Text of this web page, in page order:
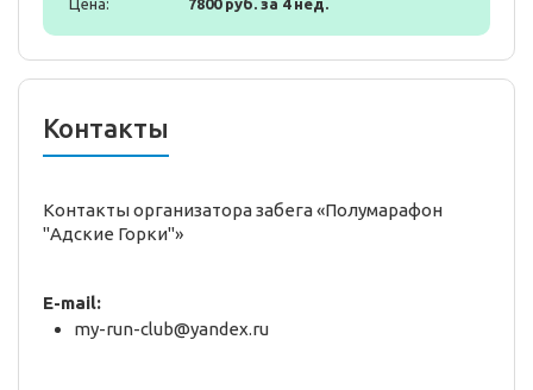
Цена:
7800 руб. за 4 нед.
Контакты
Контакты организатора забега «Полумарафон
"Адские Горки"»
E-mail:
my-run-club@yandex.ru